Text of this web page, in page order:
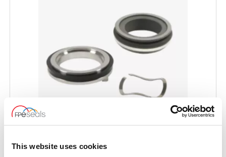
This website uses cookies
ALFA LAVAL® Pumpendichtung - AL-GN